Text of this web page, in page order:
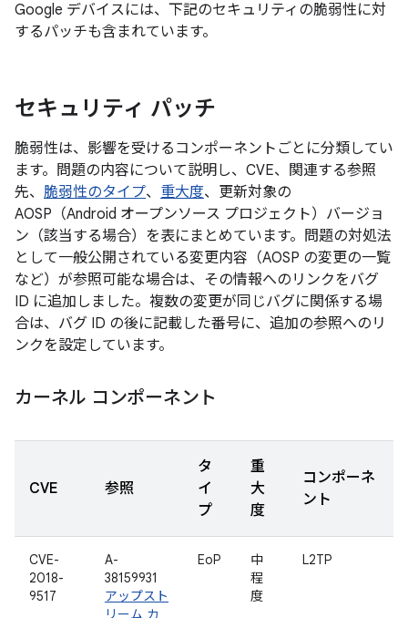
Google デバイスには、下記のセキュリティの脆弱性に対
するパッチも含まれています。
セキュリティ パッチ
脆弱性は、影響を受けるコンポーネントごとに分類してい
ます。問題の内容について説明し、CVE、関連する参照
先、 脆弱性のタイプ、 重大度、更新対象の
AOSP（Android オープンソース プロジェクト）バージョ
ン（該当する場合）を表にまとめています。問題の対処法
として一般公開されている変更内容（AOSP の変更の一覧
など）が参照可能な場合は、その情報へのリンクをバグ
ID に追加しました。複数の変更が同じバグに関係する場
合は、バグ ID の後に記載した番号に、追加の参照へのリ
ンクを設定しています。
カーネル コンポーネント
CVE 参照
タ
イ
プ
重
大
度
コンポーネ
ント
CVE-
2018-
9517
A-
38159931
アップスト
リーム カ
EoP
中
程
度
L2TP